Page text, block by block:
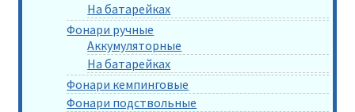
На батарейках
Фонари ручные
Аккумуляторные
На батарейках
Фонари кемпинговые
Фонари подствольные